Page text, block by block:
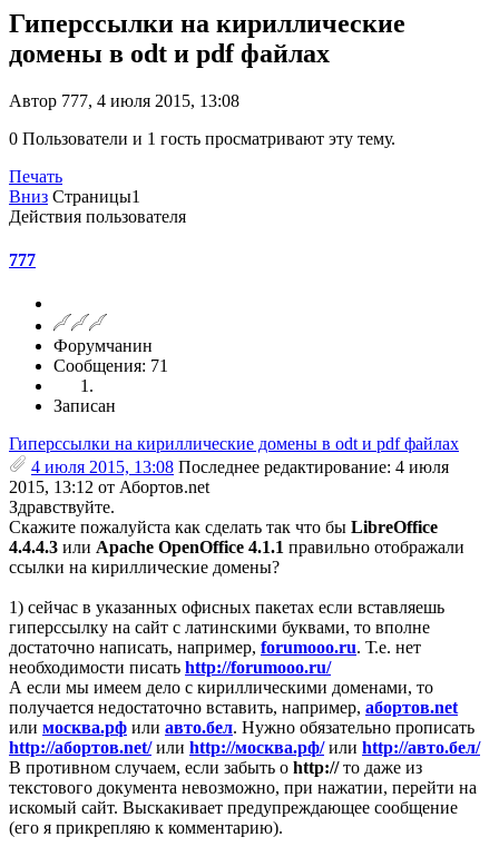
Гиперссылки на кириллические
домены в odt и pdf файлах
Автор 777, 4 июля 2015, 13:08
0 Пользователи и 1 гость просматривают эту тему.
Печать
Вниз Страницы1
Действия пользователя
777
Форумчанин
Сообщения: 71
Записан
Гиперссылки на кириллические домены в odt и pdf файлах
4 июля 2015, 13:08 Последнее редактирование: 4 июля
2015, 13:12 от Абортов.net
Здравствуйте.
Скажите пожалуйста как сделать так что бы LibreOffice
4.4.4.3 или Apache OpenOffice 4.1.1 правильно отображали
ссылки на кириллические домены?
1) сейчас в указанных офисных пакетах если вставляешь
гиперссылку на сайт с латинскими буквами, то вполне
достаточно написать, например, forumooo.ru. Т.е. нет
необходимости писать http://forumooo.ru/
А если мы имеем дело с кириллическими доменами, то
получается недостаточно вставить, например, абортов.net
или москва.рф или авто.бел. Нужно обязательно прописать
http://абортов.net/или http://москва.рф/или http://авто.бел/
В противном случаем, если забыть о http://то даже из
текстового документа невозможно, при нажатии, перейти на
искомый сайт. Выскакивает предупреждающее сообщение
(его я прикрепляю к комментарию).